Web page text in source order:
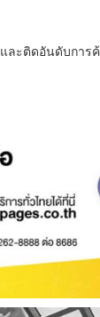
ละติดอันดับกา